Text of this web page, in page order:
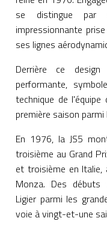
se distingue par
impressionnante
ses lignes
Derrière ce
performante,
technique de
première saison parmi
En 1976, la JS5
troisième au Grand
et troisième en
Monza. Des débuts
Ligier parmi les
voie à vingt-et-une